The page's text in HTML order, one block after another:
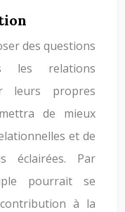
des questions
les relations
leurs propres
de mieux
et de
éclairées. Par
pourrait se
à la